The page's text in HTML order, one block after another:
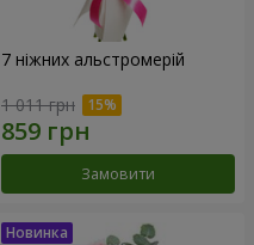
7 ніжних альстромерій
1 011 грн
Замовити